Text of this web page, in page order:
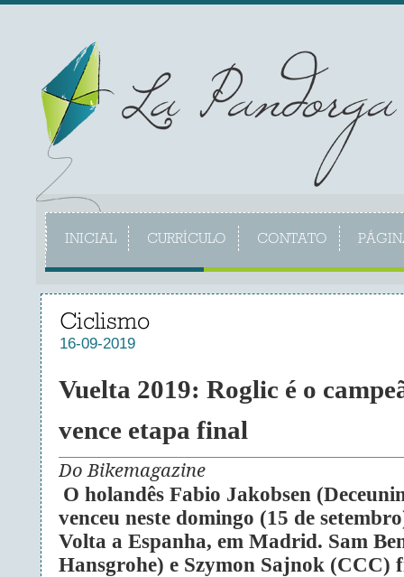
INICIAL CURRÍCULO CONTATO
Ciclismo
16-09-2019
Vuelta 2019: Roglic é o
vence etapa final
Do Bikemagazine
O holandês Fabio Jakobsen
venceu neste domingo (15 de
Volta a Espanha, em Madrid. Sam
Hansgrohe) e Szymon Sajnok (CCC)